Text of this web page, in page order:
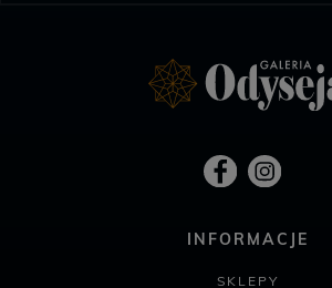
INFORMACJE
SKLEPY